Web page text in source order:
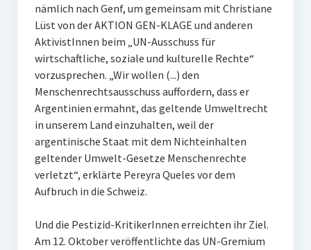
nämlich nach Genf, um gemeinsam mit Christiane
Lüst von der AKTION GEN-KLAGE und anderen
AktivistInnen beim „UN-Ausschuss für
wirtschaftliche, soziale und kulturelle Rechte“
vorzusprechen. „Wir wollen (...) den
Menschenrechtsausschuss auffordern, dass er
Argentinien ermahnt, das geltende Umweltrecht
in unserem Land einzuhalten, weil der
argentinische Staat mit dem Nichteinhalten
geltender Umwelt-Gesetze Menschenrechte
verletzt“, erklärte Pereyra Queles vor dem
Aufbruch in die Schweiz.
Und die Pestizid-KritikerInnen erreichten ihr Ziel.
Am 12. Oktober veröffentlichte das UN-Gremium